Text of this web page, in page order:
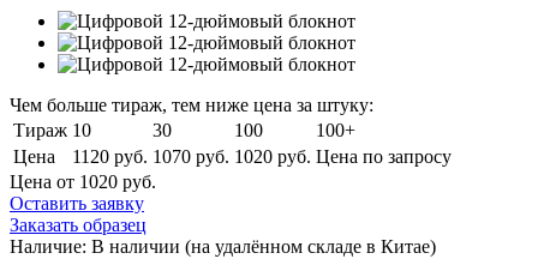
Чем больше тираж, тем ниже цена за штуку:
Тираж 10 30 100
100+
Цена
1120 руб. 1070 руб. 1020 руб. Цена по запросу
Цена от 1020 руб.
Оставить заявку
Заказать образец
Наличие: В наличии (на удалённом складе в Китае)